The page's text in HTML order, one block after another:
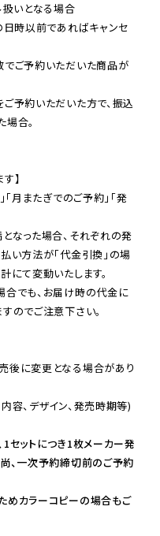
いとなる場合
時以前であればキャンセ
でご予約いただいた商品が
予約いただいた方で、振込
合。
】
「月またぎでのご予約」「発
なった場合、それぞれの発
い方法が「代金引換」の場
でも、お届け時の代金に
のでご注意下さい。
後に変更となる場合があり
、デザイン、発売時期等)
セットにつき1枚メーカー発
、一次予約締切前のご予約
めカラーコピーの場合もご